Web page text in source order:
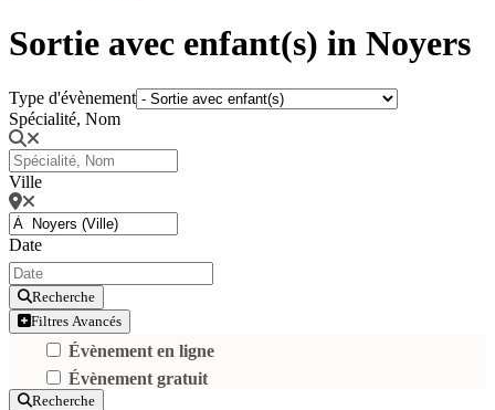
Sortie avec enfant(s) in Noyers
Type d'évènement
Spécialité, Nom
Ville
Date
Recherche
Filtres Avancés
Évènement en ligne
Évènement gratuit
Recherche